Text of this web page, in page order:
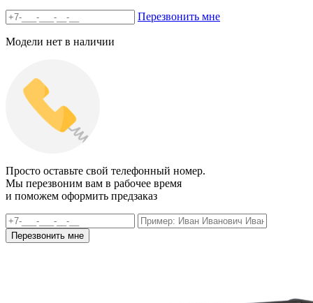
Перезвонить мне
Модели нет в наличии
Просто оставьте свой телефонный номер.
Мы перезвоним вам в рабочее время
и поможем оформить предзаказ